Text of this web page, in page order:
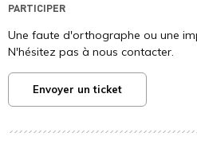
PARTICIPER
Une faute d'orthographe ou une
N'hésitez pas à nous contacter.
Envoyer un ticket